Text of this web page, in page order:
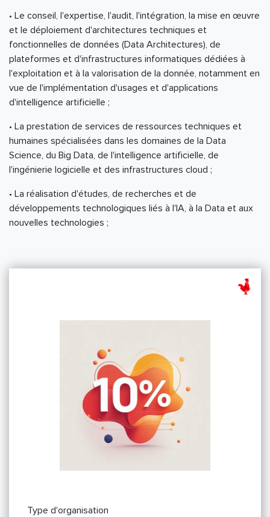
• Le conseil, l'expertise, l'audit, l'intégration, la mise en œuvre
et le déploiement d'architectures techniques et
fonctionnelles de données (Data Architectures), de
plateformes et d'infrastructures informatiques dédiées à
l'exploitation et à la valorisation de la donnée, notamment en
vue de l'implémentation d'usages et d'applications
d'intelligence artificielle ;
• La prestation de services de ressources techniques et
humaines spécialisées dans les domaines de la Data
Science, du Big Data, de l'intelligence artificielle, de
l'ingénierie logicielle et des infrastructures cloud ;
• La réalisation d'études, de recherches et de
développements technologiques liés à l'IA, à la Data et aux
nouvelles technologies ;
Type d'organisation